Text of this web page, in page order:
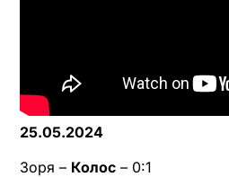
25.05.2024
Зоря – Колос – 0:1